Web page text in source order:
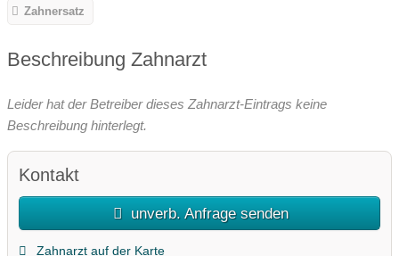
Zahnersatz
Beschreibung Zahnarzt
Leider hat der Betreiber dieses Zahnarzt-Eintrags keine
Beschreibung hinterlegt.
Kontakt
unverb. Anfrage senden
Zahnarzt auf der Karte